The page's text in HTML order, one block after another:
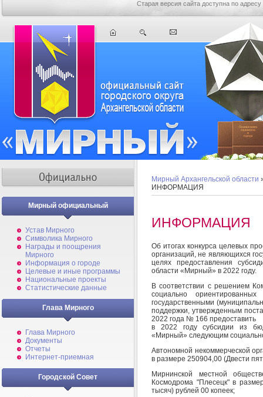
Старая версия сайта доступна по адресу
Мирный официальный
Устав Мирного
Символика Мирного
Награды и поощрения
Мирного
Информация о городе
Целевые и иные программы
Национальные проекты
Статистические данные
Глава Мирного
Глава Мирного
Документы
Отчеты
Интернет-приемная
Городской Совет
Мирный Архангельской области
ИНФОРМАЦИЯ
ИНФОРМАЦИЯ
Об итогах конкурса целевых
организаций, не являющихся
целях предоставления
области «Мирный» в 2022 году.
В соответствии с решением
социально
государственными
поддержки, утвержденным
2022 года № 166 предоставить
в 2022 году субсидии из
«Мирный» следующим
Автономной некоммерческой
в размере 250904,00 (Двести
Мирнинской местной
Космодрома "Плесецк" в
тысяч) рублей 00 копеек;